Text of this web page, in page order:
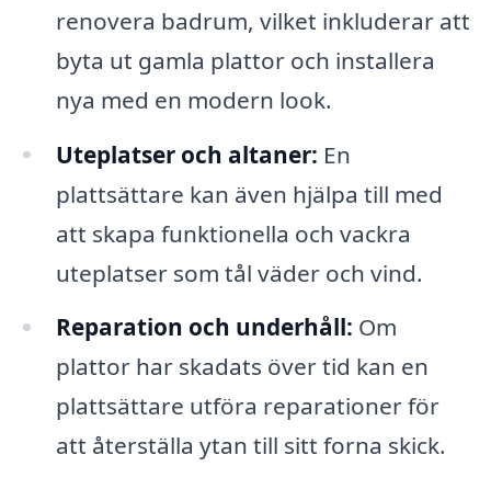
renovera badrum, vilket inkluderar att
byta ut gamla plattor och installera
nya med en modern look.
Uteplatser och altaner: En
plattsättare kan även hjälpa till med
att skapa funktionella och vackra
uteplatser som tål väder och vind.
Reparation och underhåll: Om
plattor har skadats över tid kan en
plattsättare utföra reparationer för
att återställa ytan till sitt forna skick.